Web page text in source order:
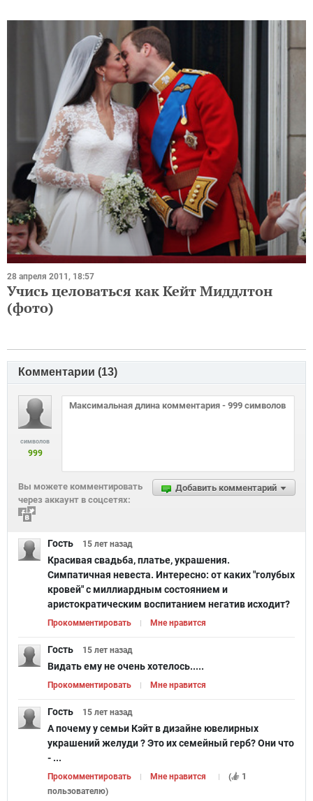
28 апреля 2011, 18:57
Учись целоваться как Кейт Миддлтон
(фото)
Комментарии (13)
символов
999
Добавить комментарий
Вы можете комментировать
через аккаунт в соцсетях:
Гость 15 лет назад
Красивая свадьба, платье, украшения.
Симпатичная невеста. Интересно: от каких "голубых
кровей" с миллиардным состоянием и
аристократическим воспитанием негатив исходит?
Прокомментировать Мне нравится
Гость 15 лет назад
Видать ему не очень хотелось.....
Прокомментировать Мне нравится
Гость 15 лет назад
А почему у семьи Кэйт в дизайне ювелирных
украшений желуди ? Это их семейный герб? Они что
- ...
Прокомментировать Мне нравится (
1
пользователю)